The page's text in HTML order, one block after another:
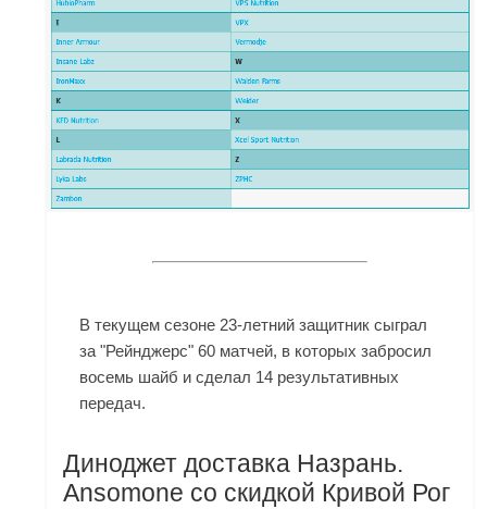
В текущем сезоне 23-летний защитник сыграл
за "Рейнджерс" 60 матчей, в которых забросил
восемь шайб и сделал 14 результативных
передач.
Диноджет доставка Назрань.
Ansomone со скидкой Кривой Рог